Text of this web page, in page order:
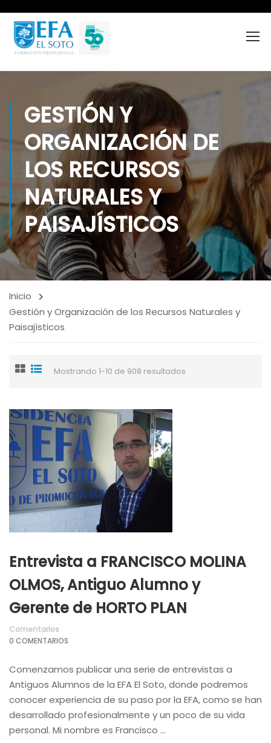
GESTIÓN Y
ORGANIZACIÓN DE
LOS RECURSOS
NATURALES Y
PAISAJÍSTICOS
Inicio
Gestión y Organización de los Recursos Naturales y
Paisajísticos
Mostrando 1-10 de 908 resultados
Entrevista a FRANCISCO MOLINA
OLMOS, Antiguo Alumno y
Gerente de HORTO PLAN
Comentarios
0 COMENTARIOS
Comenzamos publicar una serie de entrevistas a
Antiguos Alumnos de la EFA El Soto, donde podremos
conocer experiencia de su paso por la EFA, como se han
desarrollado profesionalmente y un poco de su vida
personal. Mi nombre es Francisco …